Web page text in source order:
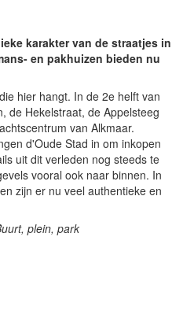
karakter van de straatjes in
en pakhuizen bieden nu
hier hangt. In de 2e helft van
de Hekelstraat, de Appelsteeg
van Alkmaar.
d'Oude Stad in om inkopen
uit dit verleden nog steeds te
vooral ook naar binnen. In
zijn er nu veel authentieke en
plein, park